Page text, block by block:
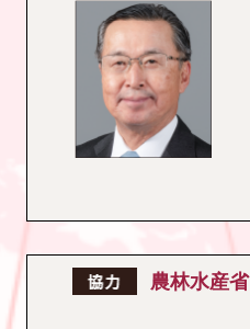
農林水産省